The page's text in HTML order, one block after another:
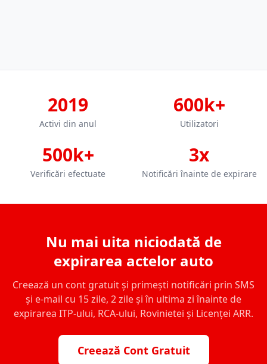
2019
Activi din anul
600k+
Utilizatori
500k+
Verificări efectuate
3x
Notificări înainte de expirare
Nu mai uita niciodată de
expirarea actelor auto
Creează un cont gratuit și primești notificări prin SMS
și e-mail cu 15 zile, 2 zile și în ultima zi înainte de
expirarea ITP-ului, RCA-ului, Rovinietei și Licenței ARR.
Creează Cont Gratuit